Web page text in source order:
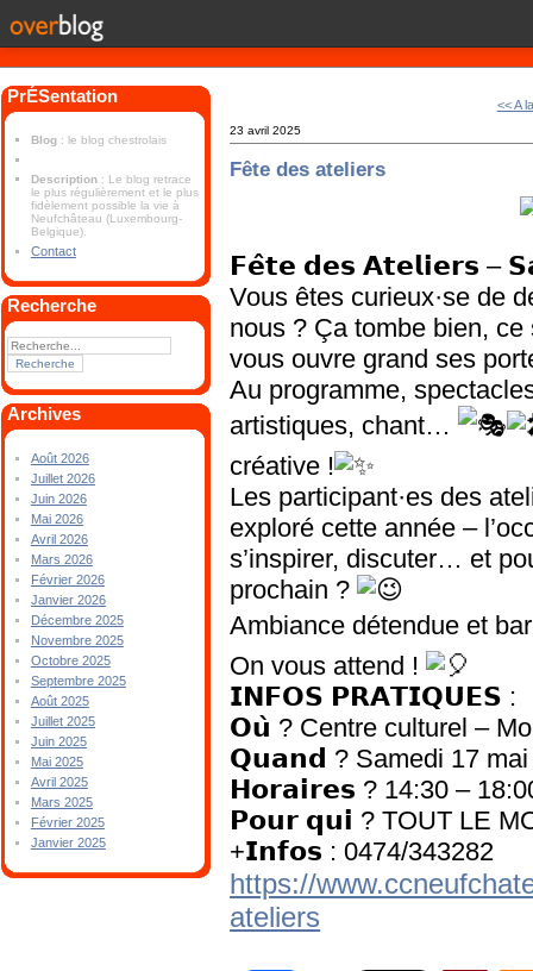
PrÉSentation
Blog : le blog chestrolais
Description : Le blog retrace
le plus régulièrement et le plus
fidèlement possible la vie à
Neufchâteau (Luxembourg-
Belgique).
Contact
Recherche
Archives
Août 2026
Juillet 2026
Juin 2026
Mai 2026
Avril 2026
Mars 2026
Février 2026
Janvier 2026
Décembre 2025
Novembre 2025
Octobre 2025
Septembre 2025
Août 2025
Juillet 2025
Juin 2025
Mai 2025
Avril 2025
Mars 2025
Février 2025
Janvier 2025
<< A
23 avril 2025
Fête des ateliers
𝗙𝗲̂𝘁𝗲 𝗱𝗲𝘀 𝗔𝘁𝗲𝗹𝗶𝗲𝗿𝘀
Vous êtes curieux·se de
nous ? Ça tombe bien,
vous ouvre grand ses
Au programme,
artistiques, chant…
créative !
Les participant·es des
exploré cette année –
s’inspirer, discuter… et
prochain ?
Ambiance détendue et
On vous attend !
𝗜𝗡𝗙𝗢𝗦 𝗣𝗥𝗔𝗧𝗜𝗤𝗨𝗘𝗦 :
𝗢𝘂̀ ? Centre culturel –
𝗤𝘂𝗮𝗻𝗱 ? Samedi 17 mai
𝗛𝗼𝗿𝗮𝗶𝗿𝗲𝘀 ? 14:30 –
𝗣𝗼𝘂𝗿 𝗾𝘂𝗶 ? TOUT LE
+𝗜𝗻𝗳𝗼𝘀 : 0474/343282
https://
ateliers